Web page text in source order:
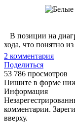
В позиции на
хода, что понятно
2 комментария
Поделиться
53 786 просмотров
Пишите в форме
Информация
комментарии.
вверху.